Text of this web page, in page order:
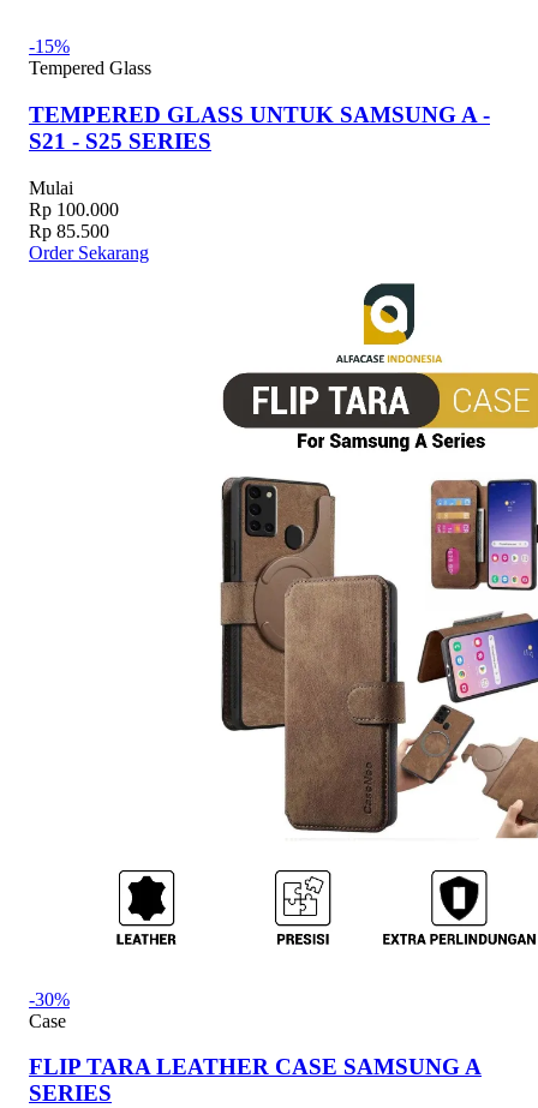
-15%
Tempered Glass
TEMPERED GLASS UNTUK SAMSUNG A -
S21 - S25 SERIES
Mulai
Rp 100.000
Rp 85.500
Order Sekarang
-30%
Case
FLIP TARA LEATHER CASE SAMSUNG A
SERIES